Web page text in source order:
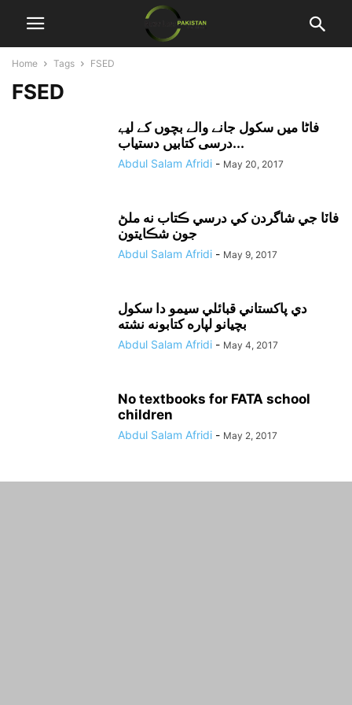
Home Tags FSED
FSED
درسی کتابیں دستیاب...
Abdul Salam Afridi - May 20, 2017
فاٽا جي شاگردن کي درسي ڪتاب نه ملڻ
جون شڪايتون
Abdul Salam Afridi - May 9, 2017
دي پاکستاني قبائلي سيمو دا سکول
بچيانو لپاره کتابونه نشته
Abdul Salam Afridi - May 4, 2017
No textbooks for FATA school
children
Abdul Salam Afridi - May 2, 2017